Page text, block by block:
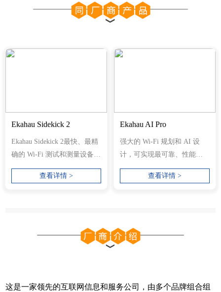
Ekahau Sidekick 2
Ekahau Sidekick 2最快、最精
确的 Wi-Fi 测试和测量设备现
已针对 6 GHz、5 GHz 和
查看详情 >
Ekahau AI Pro
强大的 Wi-Fi 规划和 AI 设
计，可实现最可靠、性能最
佳的 2.4/5/6 GHz 无线网络。
查看详情 >
这是一家领先的互联网信息和服务公司，由多个品牌组合组